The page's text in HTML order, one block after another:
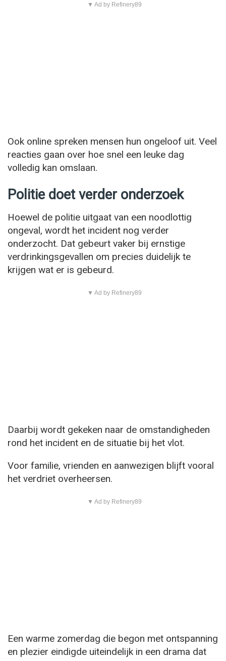
▼ Ad by Refinery89
Ook online spreken mensen hun ongeloof uit. Veel
reacties gaan over hoe snel een leuke dag
volledig kan omslaan.
Politie doet verder onderzoek
Hoewel de politie uitgaat van een noodlottig
ongeval, wordt het incident nog verder
onderzocht. Dat gebeurt vaker bij ernstige
verdrinkingsgevallen om precies duidelijk te
krijgen wat er is gebeurd.
▼ Ad by Refinery89
Daarbij wordt gekeken naar de omstandigheden
rond het incident en de situatie bij het vlot.
Voor familie, vrienden en aanwezigen blijft vooral
het verdriet overheersen.
▼ Ad by Refinery89
Een warme zomerdag die begon met ontspanning
en plezier eindigde uiteindelijk in een drama dat